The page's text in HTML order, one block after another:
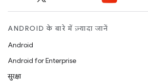
ANDROID के बारे में ज़्यादा जानें
Android
Android for Enterprise
सुरक्षा